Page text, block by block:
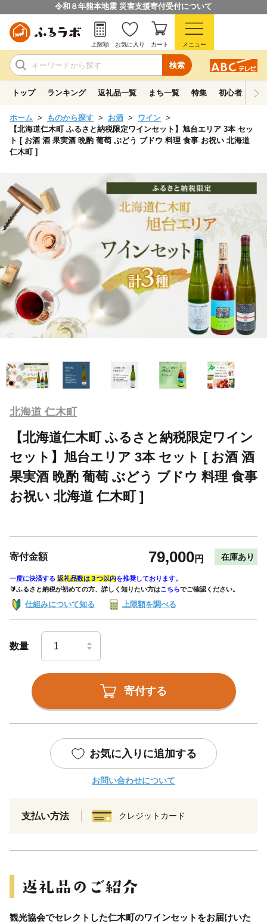
令和８年熊本地震 災害支援寄付受付について
検索
上限額 お気に入り カート メニュー
トップ ランキング 返礼品一覧 まち一覧 特集 初心者ガイド
ホーム ものから探す お酒
ワイン
【北海道仁木町 ふるさと納税限定ワインセット】旭台エリア 3本 セッ
ト [ お酒 酒 果実酒 晩酌 葡萄 ぶどう ブドウ 料理 食事 お祝い 北海道
仁木町 ]
北海道 仁木町
【北海道仁木町 ふるさと納税限定ワイン
セット】旭台エリア 3本 セット [ お酒 酒
果実酒 晩酌 葡萄 ぶどう ブドウ 料理 食事
お祝い 北海道 仁木町 ]
寄付金額 79,000円 在庫あり
一度に決済する 返礼品数は３つ以内を推奨しております。
🔰ふるさと納税が初めての方、詳しく知りたい方はこちらでご確認ください。
仕組みについて知る 上限額を調べる
数量
寄付する
お気に入りに追加する
お問い合わせについて
支払い方法 クレジットカード
観光協会でセレクトした仁木町のワインセットをお届けいた